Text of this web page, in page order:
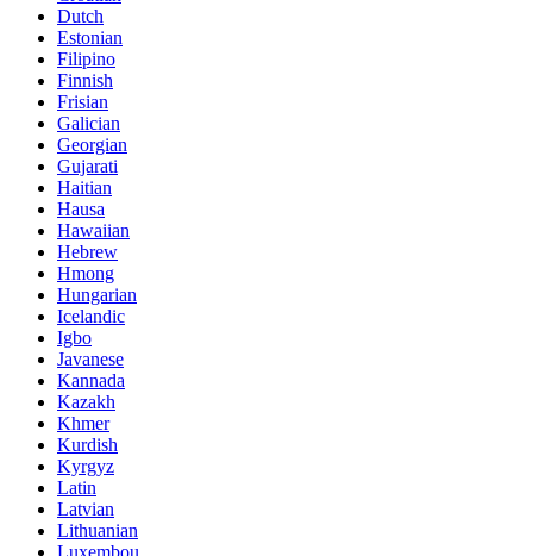
Dutch
Estonian
Filipino
Finnish
Frisian
Galician
Georgian
Gujarati
Haitian
Hausa
Hawaiian
Hebrew
Hmong
Hungarian
Icelandic
Igbo
Javanese
Kannada
Kazakh
Khmer
Kurdish
Kyrgyz
Latin
Latvian
Lithuanian